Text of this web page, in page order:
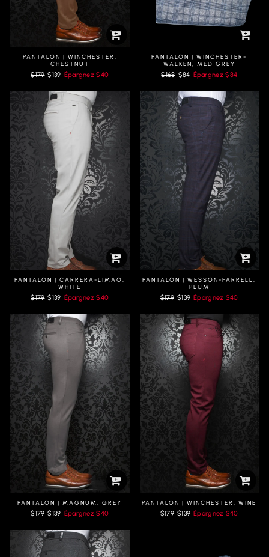
PANTALON | WINCHESTER,
CHESTNUT
Prix
$179 Prix
$139 Épargnez$40
PANTALON | WINCHESTER-
WALKEN, MED GREY
Prix
$168 Prix
$84 Épargnez$84
PANTALON | CARRERA-LIMAO,
WHITE
Prix
$179 Prix
$139 Épargnez$40
PANTALON | WESSON-FARRELL,
PLUM
Prix
$179 Prix
$139 Épargnez $40
PANTALON | MAGNUM, GREY
Prix
$179 Prix
$139 Épargnez$40
PANTALON | WINCHESTER, WINE
Prix
$179 Prix
$139 Épargnez $40